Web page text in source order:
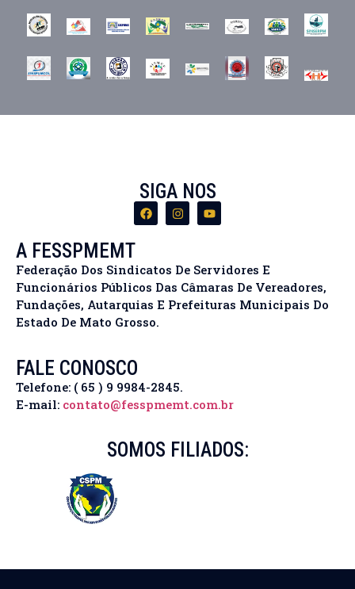
SIGA NOS
A FESSPMEMT
Federação Dos Sindicatos De Servidores E
Funcionários Públicos Das Câmaras De Vereadores,
Fundações, Autarquias E Prefeituras Municipais Do
Estado De Mato Grosso.
FALE CONOSCO
Telefone: ( 65 ) 9 9984-2845.
E-mail: contato@fesspmemt.com.br
SOMOS FILIADOS: